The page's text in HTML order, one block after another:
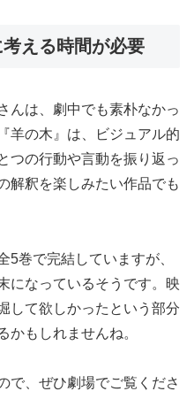
考える時間が必要
んは、劇中でも素朴なかっ
羊の木』は、ビジュアル的
つの行動や言動を振り返っ
解釈を楽しみたい作品でも
5巻で完結していますが、
になっているそうです。映
して欲しかったという部分
かもしれませんね。
で、ぜひ劇場でご覧くださ